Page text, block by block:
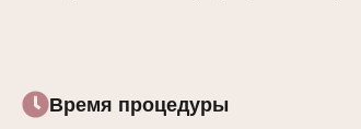
Время процедуры